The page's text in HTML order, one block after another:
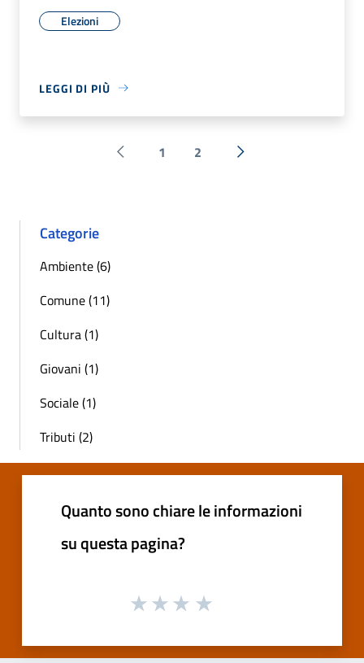
Elezioni
LEGGI DI PIÙ
Pagina precedente
1 2 Successiva »
Categorie
Ambiente (6)
Comune (11)
Cultura (1)
Giovani (1)
Sociale (1)
Tributi (2)
Quanto sono chiare le informazioni
su questa pagina?